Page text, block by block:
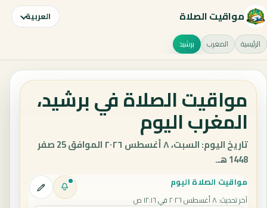
مواقيت الصلاة العربية
الرئيسية المغرب برشيد
مواقيت الصلاة في برشيد،
المغرب اليوم
تاريخ اليوم: السبت، ٨ أغسطس ٢٠٢٦ الموافق 25 صفر
1448 هـ.
مواقيت الصلاة اليوم
آخر تحديث:٨ أغسطس ٢٠٢٦ في ١٢:١٦ ص